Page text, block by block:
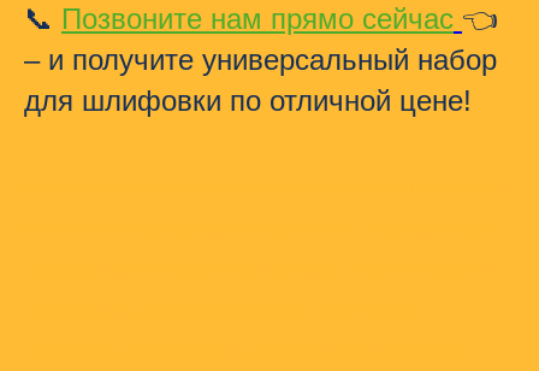
📞 Позвоните нам прямо сейчас 👈
– и получите универсальный набор
для шлифовки по отличной цене!